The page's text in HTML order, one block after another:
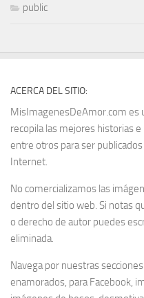
public
ACERCA DEL SITIO:
MisImagenesDeAmor.com
recopila las mejores historias
entre otros para ser
Internet.
No comercializamos las
dentro del sitio web. Si notas
o derecho de autor puedes
eliminada.
Navega por nuestras
enamorados, para Facebook,